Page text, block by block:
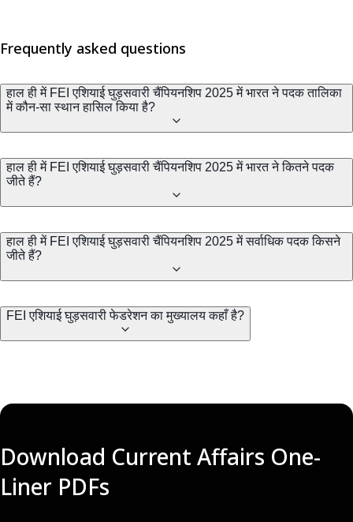
Frequently asked questions
हाल ही में FEI एशियाई घुड़सवारी चैंपियनशिप 2025 में भारत ने पदक तालिका
में कौन-सा स्थान हासिल किया है?
हाल ही में FEI एशियाई घुड़सवारी चैंपियनशिप 2025 में भारत ने कितने पदक
जीते हैं?
हाल ही में FEI एशियाई घुड़सवारी चैंपियनशिप 2025 में सर्वाधिक पदक किसने
जीते हैं?
FEI एशियाई घुड़सवारी फेडरेशन का मुख्यालय कहाँ है?
Download Current Affairs One-
Liner PDFs